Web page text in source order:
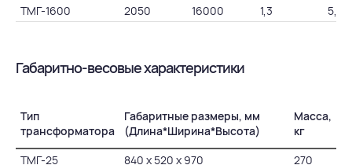
ТМГ-1600
2050 16000 1,3 5,5
Габаритно-весовые характеристики
Тип
трансформатора
Габаритные размеры, мм
(Длина*Ширина*Высота)
Масса,
кг
ТМГ-25
840 х 520 х 970
270